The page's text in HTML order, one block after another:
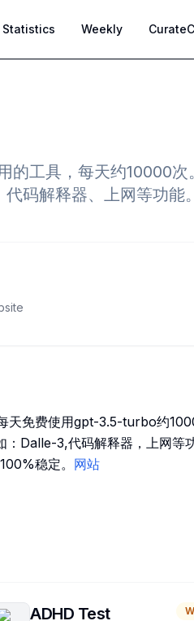
Statistics Weekly
的工具，每天约10000次
码解释器、上网等功能
天免费使用gpt-3.5-turbo约
Dalle-3,代码解释器，上网等
稳定。 网站
ADHD Test